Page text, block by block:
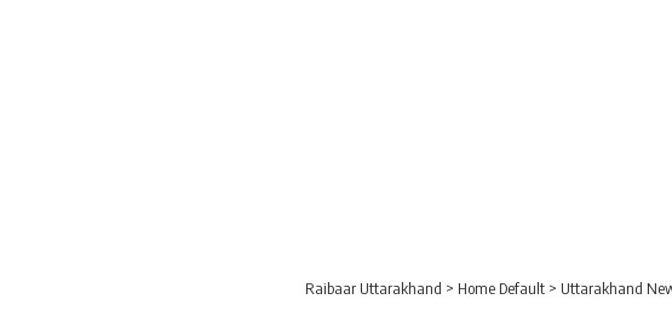
Raibaar Uttarakhand > Home Default > Uttarakhand